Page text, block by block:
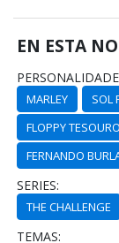
EN ESTA
MARLEY SOL
FLOPPY TESOURO
FERNANDO
SERIES:
THE CHALLENGE
TEMAS: